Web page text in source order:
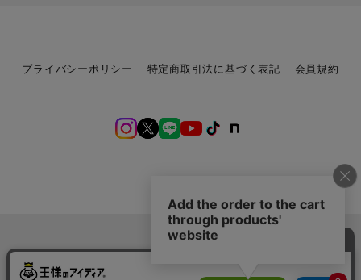
プライバシーポリシー 特定商取引法に基づく表記 会員規約